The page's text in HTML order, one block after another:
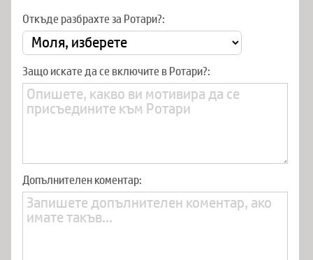
Откъде разбрахте за Ротари?:
Защо искате да се включите в Ротари?:
Допълнителен коментар: